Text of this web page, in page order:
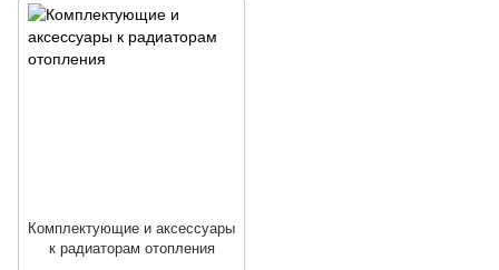
Комплектующие и аксессуары
к радиаторам отопления